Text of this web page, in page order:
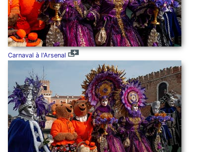
Carnaval à l'Arsenal